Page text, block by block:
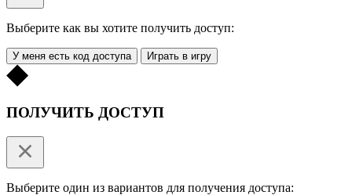
Выберите как вы хотите получить доступ:
У меня есть код доступа Играть в игру
ПОЛУЧИТЬ ДОСТУП
Выберите один из вариантов для получения доступа: